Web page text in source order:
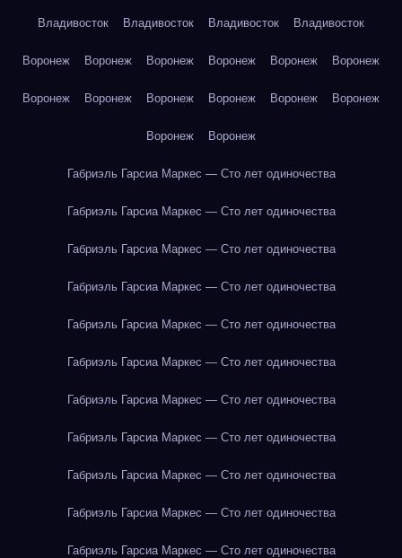
Владивосток Владивосток Владивосток Владивосток
Воронеж Воронеж Воронеж Воронеж Воронеж Воронеж
Воронеж Воронеж Воронеж Воронеж Воронеж Воронеж
Воронеж Воронеж
Габриэль Гарсиа Маркес — Сто лет одиночества
Габриэль Гарсиа Маркес — Сто лет одиночества
Габриэль Гарсиа Маркес — Сто лет одиночества
Габриэль Гарсиа Маркес — Сто лет одиночества
Габриэль Гарсиа Маркес — Сто лет одиночества
Габриэль Гарсиа Маркес — Сто лет одиночества
Габриэль Гарсиа Маркес — Сто лет одиночества
Габриэль Гарсиа Маркес — Сто лет одиночества
Габриэль Гарсиа Маркес — Сто лет одиночества
Габриэль Гарсиа Маркес — Сто лет одиночества
Габриэль Гарсиа Маркес — Сто лет одиночества